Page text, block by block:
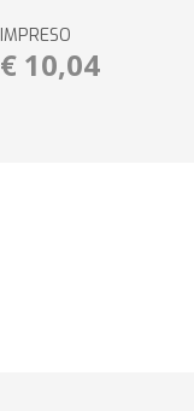
IMPRESO
€ 10,04